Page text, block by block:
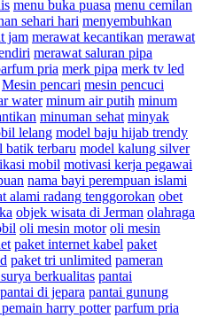
menu buka puasa menu cemilan
sehari hari menyembuhkan
jam merawat kecantikan merawat
merawat saluran pipa
pria merk pipa merk tv led
Mesin pencari mesin pencuci
water minum air putih minum
minuman sehat minyak
lelang model baju hijab trendy
batik terbaru model kalung silver
mobil motivasi kerja pegawai
nama bayi perempuan islami
alami radang tenggorokan obet
objek wisata di Jerman olahraga
oli mesin motor oli mesin
paket internet kabel paket
paket tri unlimited pameran
berkualitas pantai
pantai di jepara pantai gunung
harry potter parfum pria